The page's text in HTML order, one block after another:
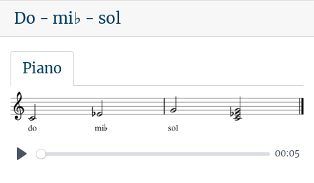
Do - mi♭ - sol
Piano
00:05